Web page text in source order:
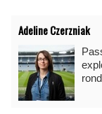
Adeline Czerzniak